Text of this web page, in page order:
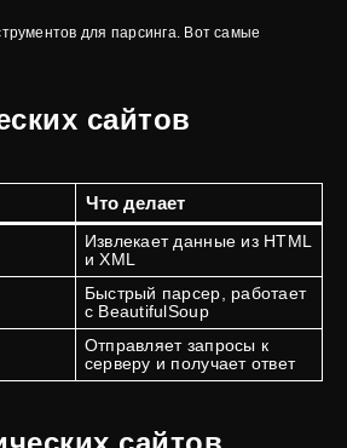
для парсинга. Вот самые
сайтов
Что делает
Извлекает данные из HTML
и XML
Быстрый парсер, работает
с BeautifulSoup
Отправляет запросы к
серверу и получает ответ